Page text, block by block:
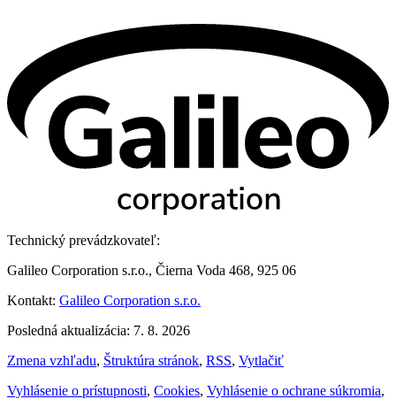
Technický prevádzkovateľ:
Galileo Corporation s.r.o., Čierna Voda 468, 925 06
Kontakt: Galileo Corporation s.r.o.
Posledná aktualizácia: 7. 8. 2026
Zmena vzhľadu, Štruktúra stránok, RSS, Vytlačiť
Vyhlásenie o prístupnosti, Cookies, Vyhlásenie o ochrane súkromia,